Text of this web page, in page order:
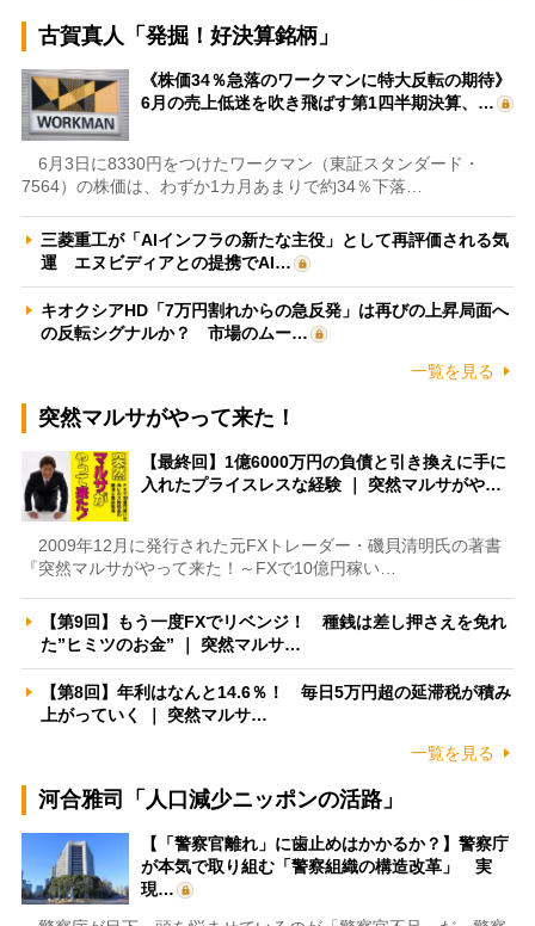
古賀真人「発掘！好決算銘柄」
《株価34％急落のワークマンに特大反転の期待》
6月の売上低迷を吹き飛ばす第1四半期決算、…
6月3日に8330円をつけたワークマン（東証スタンダード・
7564）の株価は、わずか1カ月あまりで約34％下落…
三菱重工が「AIインフラの新たな主役」として再評価される気
運 エヌビディアとの提携でAI…
キオクシアHD「7万円割れからの急反発」は再びの上昇局面へ
の反転シグナルか？ 市場のムー…
一覧を見る
突然マルサがやって来た！
【最終回】1億6000万円の負債と引き換えに手に
入れたプライスレスな経験 ｜ 突然マルサがや…
2009年12月に発行された元FXトレーダー・磯貝清明氏の著書
『突然マルサがやって来た！～FXで10億円稼い…
【第9回】もう一度FXでリベンジ！ 種銭は差し押さえを免れ
た”ヒミツのお金” ｜ 突然マルサ…
【第8回】年利はなんと14.6％！ 毎日5万円超の延滞税が積み
上がっていく ｜ 突然マルサ…
一覧を見る
河合雅司「人口減少ニッポンの活路」
【「警察官離れ」に歯止めはかかるか？】警察庁
が本気で取り組む「警察組織の構造改革」 実
現…